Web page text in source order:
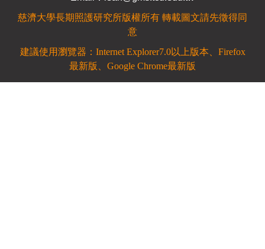
慈濟大學長期照護研究所版權所有 轉載圖文請先徵得同
意
建議使用瀏覽器：Internet Explorer7.0以上版本、Firefox
最新版、Google Chrome最新版